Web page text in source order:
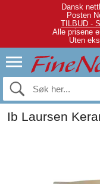
Dansk
Posten
TILBUD -
Alle prisene
Uten
Ib Laursen